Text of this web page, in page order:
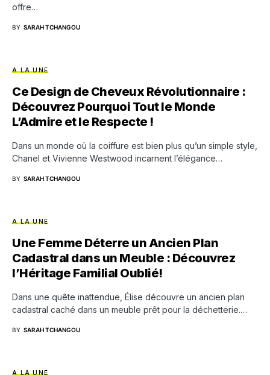
offre…
BY SARAH TCHANGOU
A LA UNE
Ce Design de Cheveux Révolutionnaire :
Découvrez Pourquoi Tout le Monde
L’Admire et le Respecte !
Dans un monde où la coiffure est bien plus qu’un simple style,
Chanel et Vivienne Westwood incarnent l’élégance…
BY SARAH TCHANGOU
A LA UNE
Une Femme Déterre un Ancien Plan
Cadastral dans un Meuble : Découvrez
l’Héritage Familial Oublié!
Dans une quête inattendue, Élise découvre un ancien plan
cadastral caché dans un meuble prêt pour la déchetterie.…
BY SARAH TCHANGOU
A LA UNE